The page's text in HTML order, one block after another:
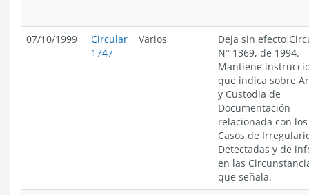
07/10/1999
Circular
1747
Varios
Deja sin efecto
N° 1369, de 1994.
Mantiene
que indica sobre
y Custodia de
Documentación
relacionada con los
Casos de
Detectadas y de
en las
que señala.